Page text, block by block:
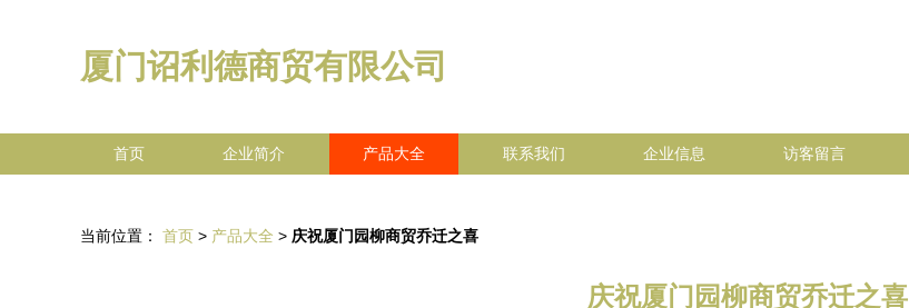
厦门诏利德商贸有限公司
首页 企业简介 产品大全 联系我们 企业信息 访客留言
当前位置： 首页 > 产品大全 > 庆祝厦门园柳商贸乔迁之喜
庆祝厦门园柳商贸乔迁之喜